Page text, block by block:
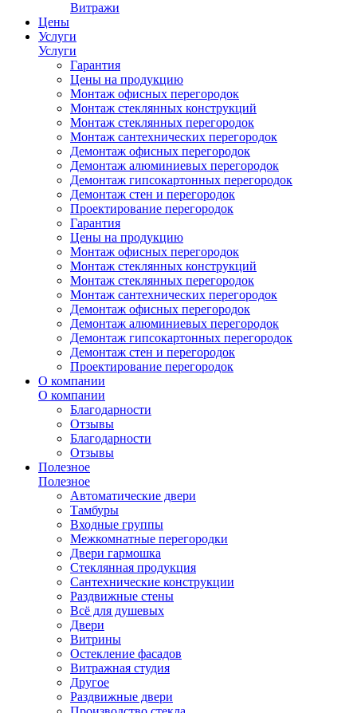
Витражи
Цены
Услуги
Услуги
Гарантия
Цены на продукцию
Монтаж офисных перегородок
Монтаж стеклянных конструкций
Монтаж стеклянных перегородок
Монтаж сантехнических перегородок
Демонтаж офисных перегородок
Демонтаж алюминиевых перегородок
Демонтаж гипсокартонных перегородок
Демонтаж стен и перегородок
Проектирование перегородок
Гарантия
Цены на продукцию
Монтаж офисных перегородок
Монтаж стеклянных конструкций
Монтаж стеклянных перегородок
Монтаж сантехнических перегородок
Демонтаж офисных перегородок
Демонтаж алюминиевых перегородок
Демонтаж гипсокартонных перегородок
Демонтаж стен и перегородок
Проектирование перегородок
О компании
О компании
Благодарности
Отзывы
Благодарности
Отзывы
Полезное
Полезное
Автоматические двери
Тамбуры
Входные группы
Межкомнатные перегородки
Двери гармошка
Стеклянная продукция
Сантехнические конструкции
Раздвижные стены
Всё для душевых
Двери
Витрины
Остекление фасадов
Витражная студия
Другое
Раздвижные двери